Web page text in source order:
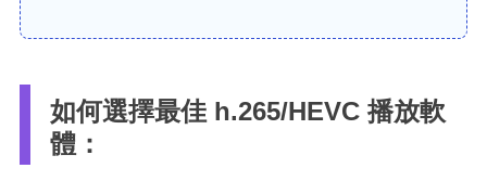
如何選擇最佳 h.265/HEVC 播放軟
體：